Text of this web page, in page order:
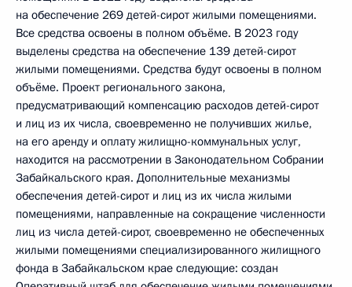
на обеспечение 269 детей-сирот жилыми помещениями.
Все средства освоены в полном объёме. В 2023 году
выделены средства на обеспечение 139 детей-сирот
жилыми помещениями. Средства будут освоены в полном
объёме. Проект регионального закона,
предусматривающий компенсацию расходов детей-сирот
и лиц из их числа, своевременно не получивших жилье,
на его аренду и оплату жилищно-коммунальных услуг,
находится на рассмотрении в Законодательном Собрании
Забайкальского края. Дополнительные механизмы
обеспечения детей-сирот и лиц из их числа жилыми
помещениями, направленные на сокращение численности
лиц из числа детей-сирот, своевременно не обеспеченных
жилыми помещениями специализированного жилищного
фонда в Забайкальском крае следующие: создан